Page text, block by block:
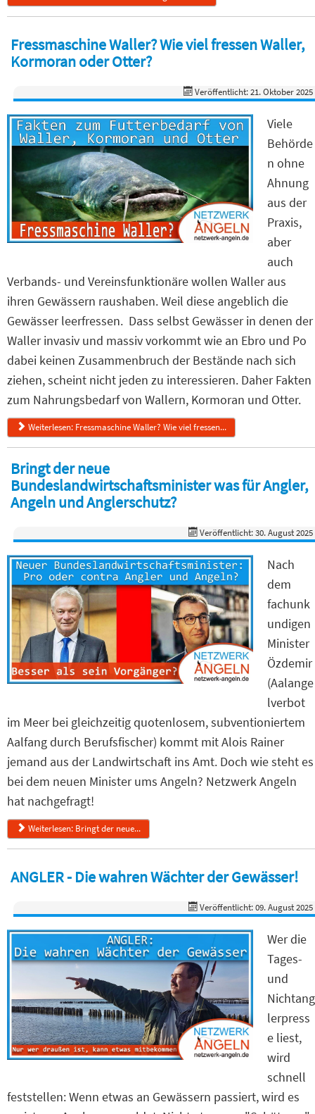
Fressmaschine Waller? Wie viel fressen Waller,
Kormoran oder Otter?
Veröffentlicht: 21. Oktober 2025
Viele
Behörde
n ohne
Ahnung
aus der
Praxis,
aber
auch
Verbands- und Vereinsfunktionäre wollen Waller aus
ihren Gewässern raushaben. Weil diese angeblich die
Gewässer leerfressen. Dass selbst Gewässer in denen der
Waller invasiv und massiv vorkommt wie an Ebro und Po
dabei keinen Zusammenbruch der Bestände nach sich
ziehen, scheint nicht jeden zu interessieren. Daher Fakten
zum Nahrungsbedarf von Wallern, Kormoran und Otter.
Weiterlesen: Fressmaschine Waller? Wie viel fressen...
Bringt der neue
Bundeslandwirtschaftsminister was für Angler,
Angeln und Anglerschutz?
Veröffentlicht: 30. August 2025
Nach
dem
fachunk
undigen
Minister
Özdemir
(Aalange
lverbot
im Meer bei gleichzeitig quotenlosem, subventioniertem
Aalfang durch Berufsfischer) kommt mit Alois Rainer
jemand aus der Landwirtschaft ins Amt. Doch wie steht es
bei dem neuen Minister ums Angeln? Netzwerk Angeln
hat nachgefragt!
Weiterlesen: Bringt der neue...
ANGLER - Die wahren Wächter der Gewässer!
Veröffentlicht: 09. August 2025
Wer die
Tages-
und
Nichtang
lerpress
e liest,
wird
schnell
feststellen: Wenn etwas an Gewässern passiert, wird es